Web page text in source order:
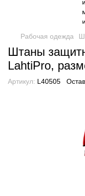
Рабочая одежда
Штаны
LahtiPro,
Артикул: L40505